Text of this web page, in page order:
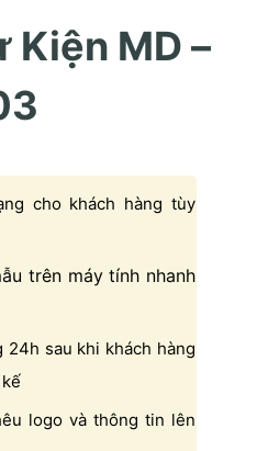
Kiện MD –
cho khách hàng tùy
trên máy tính nhanh
24h sau khi khách hàng
logo và thông tin lên